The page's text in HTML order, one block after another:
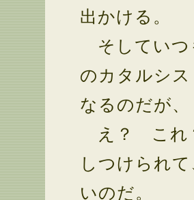
出かける。
そしていつ
のカタルシ
なるのだが
え？ これ
しつけられ
いのだ。